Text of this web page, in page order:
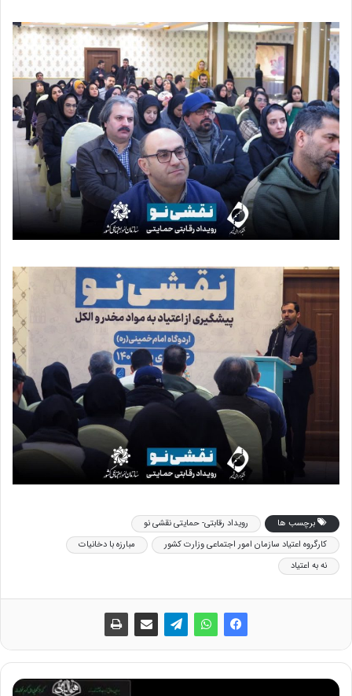
برچسب ها
رویداد رقابتی- حمایتی نقشی نو
کارگروه اعتیاد سازمان امور اجتماعی وزارت کشور
مبارزه با دخانیات
نه به اعتیاد